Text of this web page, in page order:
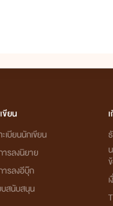
ขียน
เบียนนักเขียน
รลงนิยาย
รลงอีบุ๊ก
บสนับสนุน